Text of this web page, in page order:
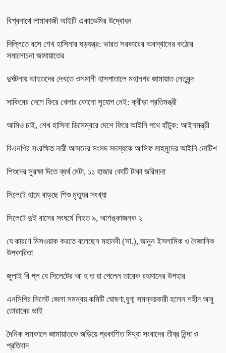
বিশ্বনাথে লামাকাজী আইটি একাডেমির উদ্বোধন
দিল্লিতে বসে শেখ হাসিনার ষড়যন্ত্র: ভারত সরকারের অবস্থানের কঠোর
সমালোচনা জামায়াতের
দুর্ঘটনায় আহতদের দেখতে ওসমানী হাসপাতালে মহানগর জামায়াত নেতৃবৃন্দ
সাকিবের দেশে ফিরে খেলার কোনো সুযোগ নেই: ক্রীড়া প্রতিমন্ত্রী
আমিও চাই, শেখ হাসিনা ডিসেম্বরে দেশে ফিরে আইনি পথে হাঁটুক: আইনমন্ত্রী
বিএনপির সংরক্ষিত নারী আসনের সংসদ সদস্যকে আসিফ মাহমুদের আইনি নোটিশ
শিশুদের সুরক্ষা দিতে ব্যর্থ মেটা, ১১ হাজার কোটি টাকা জরিমানা
সিলেটে হামে বাড়ছে শিশু মৃত্যুর সংখ্যা
সিলেটে দুই বাসের সংঘর্ষে নিহত ৯, আশঙ্কাজনক ২
যে কারণে মিসওয়াক করতে বলেছেন মহানবী (সা.), জানুন ইসলামিক ও বৈজ্ঞানিক
উপকারিতা
জুলাই বি প্ল বে সিলেটের আ হ ত রা পেলেন তারেক রহমানের উপহার
এনসিপির সিলেট জেলা সমন্বয় কমিটি ঘোষণা,যুগ্ম সমন্বয়কারী হলেন শহীদ আবু
তোরাবের ভাই
দৈনিক সমকালে জামায়াতকে জড়িয়ে প্রকাশিত মিথ্যা সংবাদের তীব্র নিন্দা ও
প্রতিবাদ